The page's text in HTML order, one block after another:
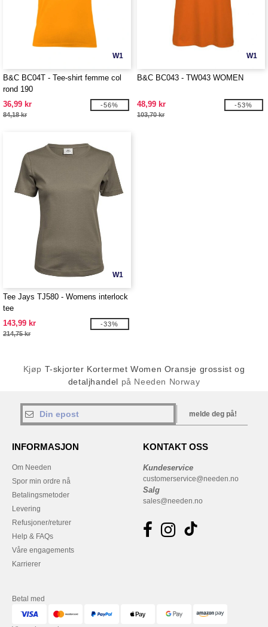
W1
B&C BC04T - Tee-shirt femme col
rond 190
36,99 kr
84,18 kr
-56%
W1
B&C BC043 - TW043 WOMEN
48,99 kr
103,70 kr
-53%
W1
Tee Jays TJ580 - Womens interlock
tee
143,99 kr
214,75 kr
-33%
Kjøp T-skjorter Kortermet Women Oransje grossist og
detaljhandel på Needen Norway
melde deg på!
INFORMASJON
Om Needen
Spor min ordre nå
Betalingsmetoder
Levering
Refusjoner/returer
Help & FAQs
Våre engagements
Karrierer
KONTAKT OSS
Kundeservice
customerservice@needen.no
Salg
sales@needen.no
Betal med